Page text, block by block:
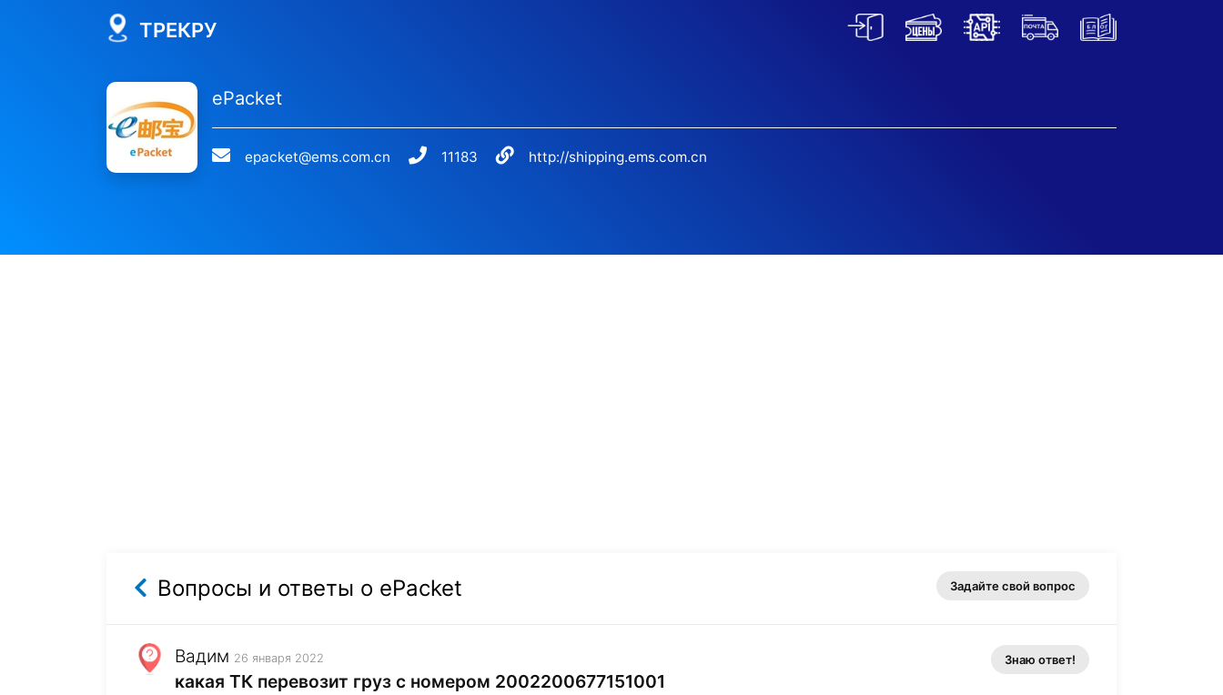
ТРЕКРУ
ePacket
epacket@ems.com.cn 11183 http://shipping.ems.com.cn
Вопросы и ответы о ePacket Задайте свой вопрос
Вадим 26 января 2022
какая ТК перевозит груз с номером 2002200677151001
Знаю ответ!